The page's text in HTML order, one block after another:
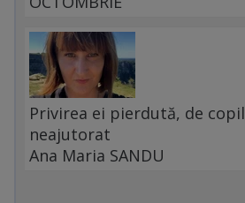
Privirea ei pierdută, de copil
neajutorat
Ana Maria SANDU